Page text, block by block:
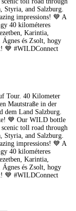
Tour. 40 Kilometer
Mautstraße in der
dem Land Salzburg.
💙 Our WILD bottle
toll road through
Styria, and Salzburg.
impressions! 💙 A
40 kilométeres
Karintia,
Ágnes és Zsolt, hogy
💙 #WILDConnect